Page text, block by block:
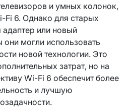
и умных колонок,
6. Однако для старых
адаптер или новый
могли использовать
новой технологии. Это
затрат, но на
Wi-Fi 6 обеспечит более
и лучшую